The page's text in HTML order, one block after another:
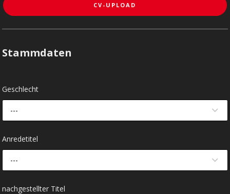
CV-UPLOAD
Stammdaten
Geschlecht
---
Anredetitel
---
nachgestellter Titel